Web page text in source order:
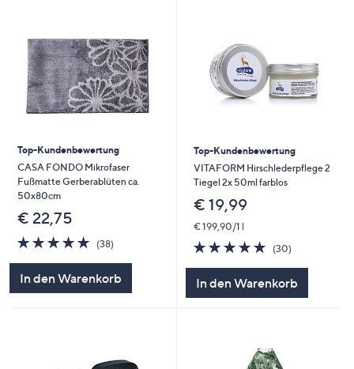
Top-Kundenbewertung
CASA FONDO Mikrofaser
Fußmatte Gerberablüten ca.
50x80cm
€ 22,75
4.8
von
5
(38)
In den Warenkorb
Top-Kundenbewertung
VITAFORM Hirschlederpflege 2
Tiegel 2x 50ml farblos
€ 19,99
€ 199,90/1 l
4.8
von
5
(30)
In den Warenkorb